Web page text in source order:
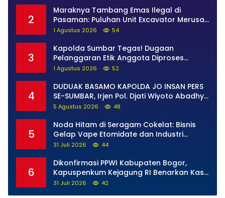
2
Maraknya Tambang Emas Ilegal di
Pasaman: Puluhan Unit Excavator Merusak
Alam, di Kawasan Muaro Sungai Lolo
1 Agustus 2026 54
3
Kapolda Sumbar Tegas! Dugaan
Pelanggaran Etik Anggota Diproses
Tanpa Pandang Bulu, Sidang Etik AKBP F
1 Agustus 2026 52
4
DUDUAK BASAMO KAPOLDA JO INSAN PERS
SE-SUMBAR, Irjen Pol. Djati Wiyoto Abadhy
Tegaskan Tak Ada Ruang bagi Pelanggar
5 Agustus 2026 48
5
Noda Hitam di Seragam Cokelat: Bisnis
Gelap Vape Etomidate dan Industri
Pemerasan di Jantung Kepolisian
31 Juli 2026 44
6
Dikonfirmasi PPWI Kabupaten Bogor,
Kapuspenkum Kejagung RI Benarkan Kasi
Pidsus Kejari Kabupaten Bogor Jalani
31 Juli 2026 42